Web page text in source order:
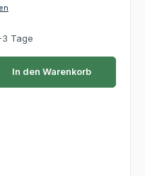
Tage
ein oder benutze die Schaltflächen um
In den Warenkorb